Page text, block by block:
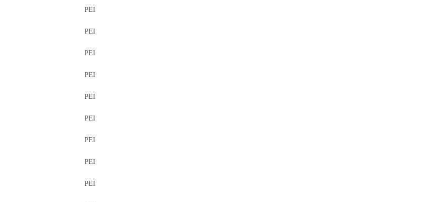
PEI
PEI
PEI
PEI
PEI
PEI
PEI
PEI
PEI